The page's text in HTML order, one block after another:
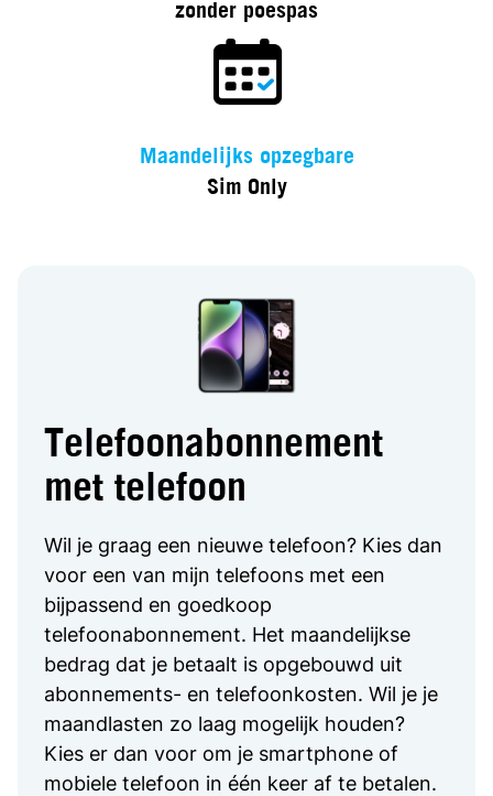
zonder poespas
Maandelijks opzegbare
Sim Only
Telefoonabonnement
met telefoon
Wil je graag een nieuwe telefoon? Kies dan
voor een van mijn telefoons met een
bijpassend en goedkoop
telefoonabonnement. Het maandelijkse
bedrag dat je betaalt is opgebouwd uit
abonnements- en telefoonkosten. Wil je je
maandlasten zo laag mogelijk houden?
Kies er dan voor om je smartphone of
mobiele telefoon in één keer af te betalen.